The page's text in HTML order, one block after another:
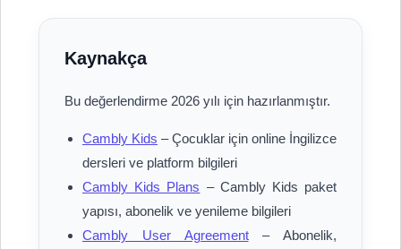
Kaynakça
Bu değerlendirme 2026 yılı için hazırlanmıştır.
Cambly Kids – Çocuklar için online İngilizce
dersleri ve platform bilgileri
Cambly Kids Plans – Cambly Kids paket
yapısı, abonelik ve yenileme bilgileri
Cambly User Agreement– Abonelik,